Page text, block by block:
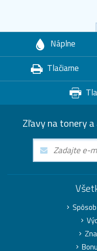
Náplne
Tlačiarne
Zľavy na tonery a